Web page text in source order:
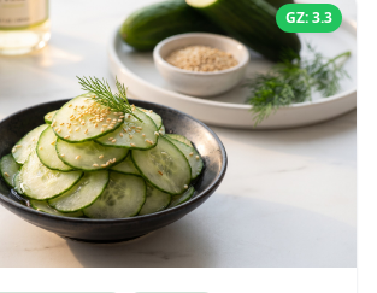
GZ: 3.3